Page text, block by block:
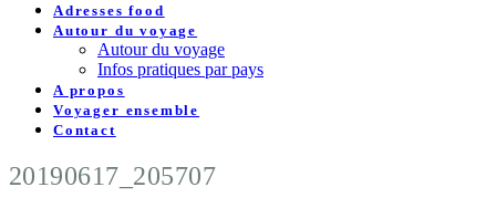
Adresses food
Autour du voyage
Autour du voyage
Infos pratiques par pays
A propos
Voyager ensemble
Contact
20190617_205707